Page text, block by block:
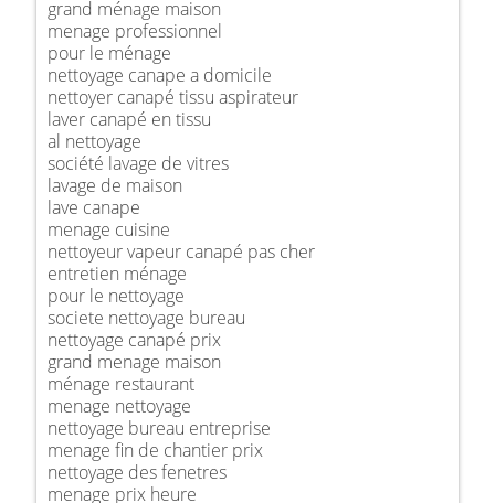
grand ménage maison
menage professionnel
pour le ménage
nettoyage canape a domicile
nettoyer canapé tissu aspirateur
laver canapé en tissu
al nettoyage
société lavage de vitres
lavage de maison
lave canape
menage cuisine
nettoyeur vapeur canapé pas cher
entretien ménage
pour le nettoyage
societe nettoyage bureau
nettoyage canapé prix
grand menage maison
ménage restaurant
menage nettoyage
nettoyage bureau entreprise
menage fin de chantier prix
nettoyage des fenetres
menage prix heure